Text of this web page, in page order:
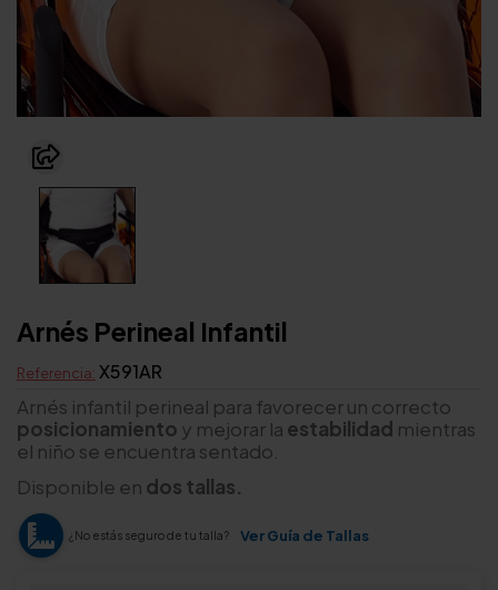
Arnés Perineal Infantil
Referencia: X591AR
Arnés infantil perineal para favorecer un correcto
posicionamiento y mejorar la estabilidad mientras
el niño se encuentra sentado.
Disponible en dos tallas.
¿No estás seguro de tu talla? Ver Guía de Tallas